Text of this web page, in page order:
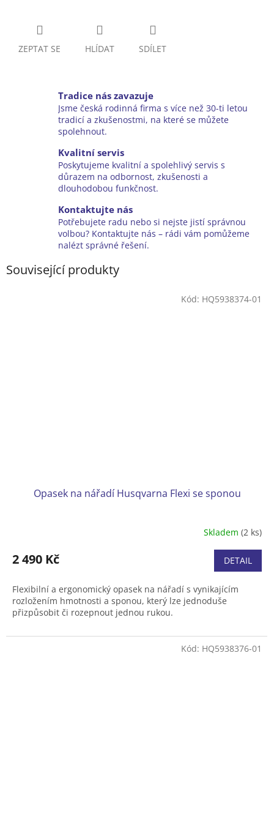
ZEPTAT SE HLÍDAT SDÍLET
Tradice nás zavazuje
Jsme česká rodinná firma s více než 30-ti letou
tradicí a zkušenostmi, na které se můžete
spolehnout.
Kvalitní servis
Poskytujeme kvalitní a spolehlivý servis s
důrazem na odbornost, zkušenosti a
dlouhodobou funkčnost.
Kontaktujte nás
Potřebujete radu nebo si nejste jistí správnou
volbou? Kontaktujte nás – rádi vám pomůžeme
nalézt správné řešení.
Související produkty
Opasek na nářadí Husqvarna Flexi se sponou
Skladem (2 ks)
2 490 Kč DETAIL
Flexibilní a ergonomický opasek na nářadí s vynikajícím
rozložením hmotnosti a sponou, který lze jednoduše
přizpůsobit či rozepnout jednou rukou.
Kód: HQ5938374-01
Kód: HQ5938376-01